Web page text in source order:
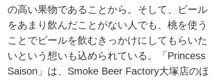
の高い果物であることから。そして、ビール
をあまり飲んだことがない人でも、桃を使う
ことでビールを飲むきっかけにしてもらいた
いという想いも込められている。「Princess
Saison」は、Smoke Beer Factory大塚店のほ